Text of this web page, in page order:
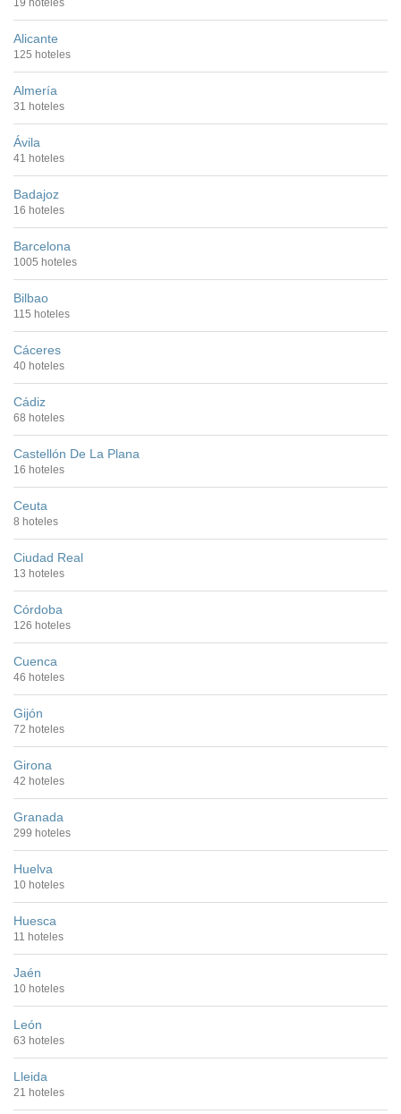
19 hoteles
Alicante
125 hoteles
Almería
31 hoteles
Ávila
41 hoteles
Badajoz
16 hoteles
Barcelona
1005 hoteles
Bilbao
115 hoteles
Cáceres
40 hoteles
Cádiz
68 hoteles
Castellón De La Plana
16 hoteles
Ceuta
8 hoteles
Ciudad Real
13 hoteles
Córdoba
126 hoteles
Cuenca
46 hoteles
Gijón
72 hoteles
Girona
42 hoteles
Granada
299 hoteles
Huelva
10 hoteles
Huesca
11 hoteles
Jaén
10 hoteles
León
63 hoteles
Lleida
21 hoteles